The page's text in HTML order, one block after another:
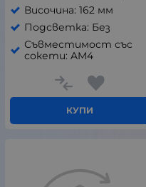
Височина: 162 мм
Подсветка: Без
Съвместимост със
сокети: AM4
КУПИ